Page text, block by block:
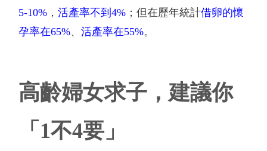
5-10% ，活產率不到4% ；但在歷年統計借卵的懷
孕率在65%、活產率在55%。
高齡婦女求子，建議你
「 1不4要」